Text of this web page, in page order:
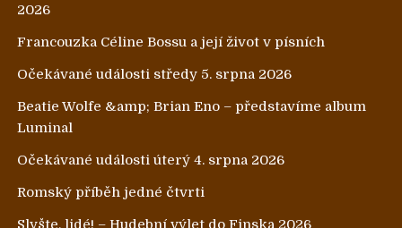
2026
Francouzka Céline Bossu a její život v písních
Očekávané události středy 5. srpna 2026
Beatie Wolfe &amp; Brian Eno – představíme album
Luminal
Očekávané události úterý 4. srpna 2026
Romský příběh jedné čtvrti
Slyšte, lidé! – Hudební výlet do Finska 2026